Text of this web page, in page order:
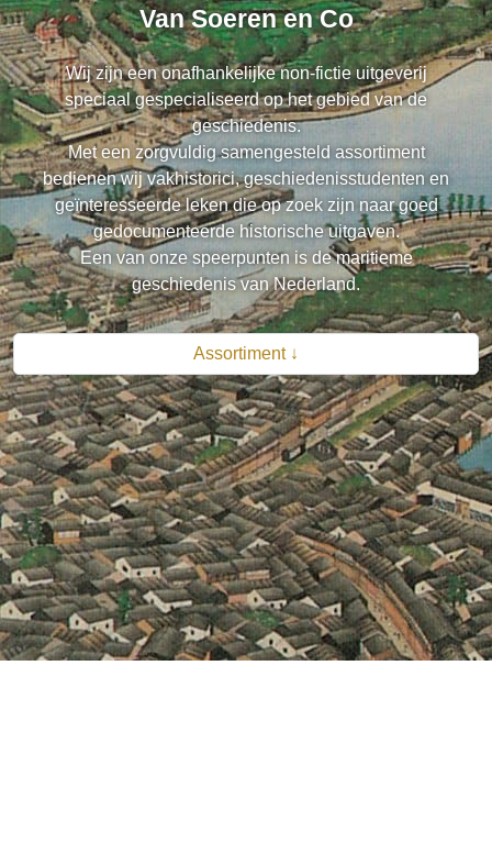
Van Soeren en Co
Wij zijn een onafhankelijke non-fictie uitgeverij
speciaal gespecialiseerd op het gebied van de
geschiedenis.
Met een zorgvuldig samengesteld assortiment
bedienen wij vakhistorici, geschiedenisstudenten en
geïnteresseerde leken die op zoek zijn naar goed
gedocumenteerde historische uitgaven.
Een van onze speerpunten is de maritieme
geschiedenis van Nederland.
Assortiment ↓